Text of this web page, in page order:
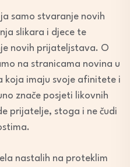
samo stvaranje novih
slikara i djece te
novih prijateljstava. O
na stranicama novina u
koja imaju svoje afinitete i
znače posjeti likovnih
prijatelje, stoga i ne čudi
nastalih na proteklim